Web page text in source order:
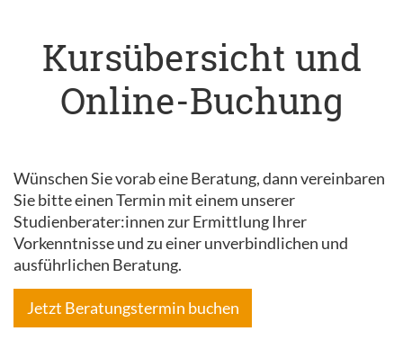
Kursübersicht und
Online-Buchung
Wünschen Sie vorab eine Beratung, dann vereinbaren
Sie bitte einen Termin mit einem unserer
Studienberater:innen zur Ermittlung Ihrer
Vorkenntnisse und zu einer unverbindlichen und
ausführlichen Beratung.
Jetzt Beratungstermin buchen